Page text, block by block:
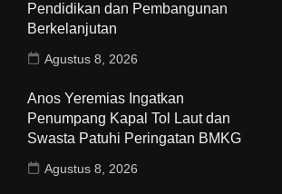
Pendidikan dan Pembangunan
Berkelanjutan
Agustus 8, 2026
Anos Yeremias Ingatkan
Penumpang Kapal Tol Laut dan
Swasta Patuhi Peringatan BMKG
Agustus 8, 2026